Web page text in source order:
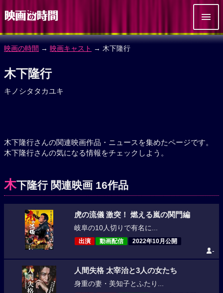
映画の時間 → 映画キャスト → 木下隆行
木下隆行
キノシタタカユキ
木下隆行さんの関連映画作品・ニュースを集めたページです。
木下隆行さんの気になる情報をチェックしよう。
木下隆行 関連映画 16作品
虎の流儀 激突！ 燃える嵐の関門編
岐阜の10人切りで有名に...
出演 動画配信 2022年10月公開
-
人間失格 太宰治と3人の女たち
身重の妻・美知子とふたり...